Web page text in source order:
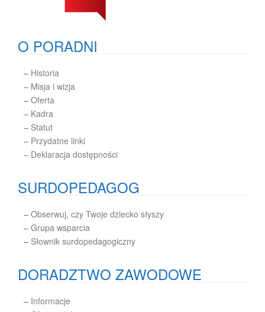
O PORADNI
– Historia
– Misja i wizja
– Oferta
– Kadra
– Statut
– Przydatne linki
– Deklaracja dostępności
SURDOPEDAGOG
– Obserwuj, czy Twoje dziecko słyszy
– Grupa wsparcia
– Słownik surdopedagogiczny
DORADZTWO ZAWODOWE
– Informacje